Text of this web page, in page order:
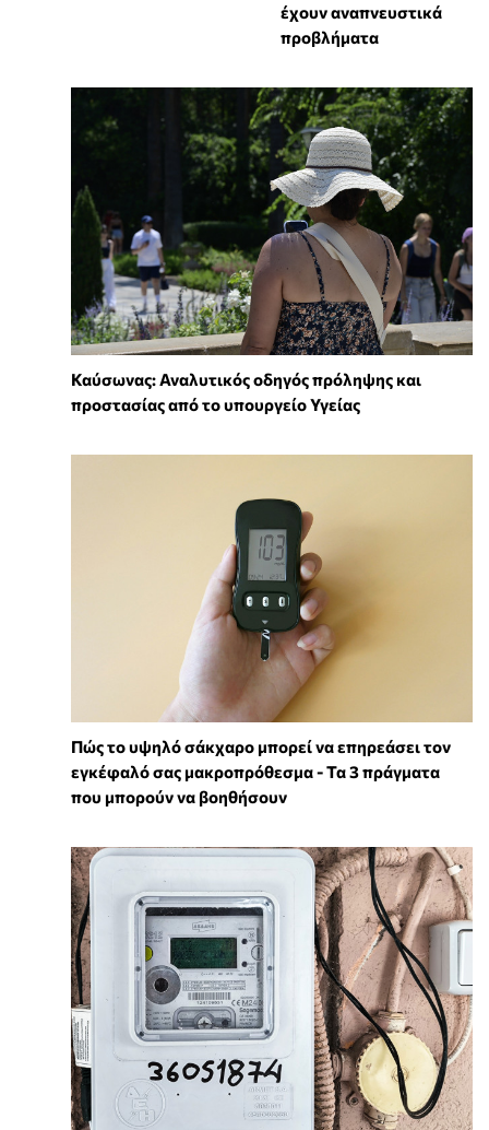
έχουν αναπνευστικά
προβλήματα
Καύσωνας: Αναλυτικός οδηγός πρόληψης και
προστασίας από το υπουργείο Υγείας
Πώς το υψηλό σάκχαρο μπορεί να επηρεάσει τον
εγκέφαλό σας μακροπρόθεσμα - Τα 3 πράγματα
που μπορούν να βοηθήσουν